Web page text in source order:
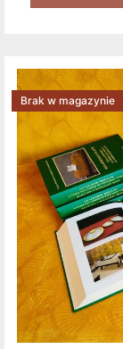
Brak w magazynie